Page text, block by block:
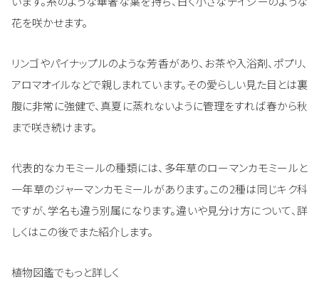
花を咲かせます。
リンゴやパイナップルのような芳香があり、お茶や入浴剤、ポプリ、
アロマオイルなどで親しまれています。その愛らしい見た目とは裏
腹に非常に強健で、真夏に蒸れないように管理をすれば春から秋
まで咲き続けます。
代表的なカモミールの種類には、多年草のローマンカモミールと
一年草のジャーマンカモミールがあります。この2種は同じキク科
ですが、学名も違う別属になります。違いや見分け方について、詳
しくはこの後でまた紹介します。
植物図鑑でもっと詳しく